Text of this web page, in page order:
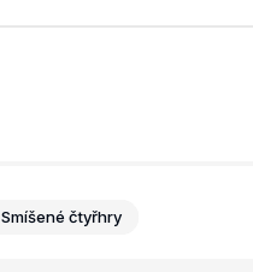
Smíšené čtyřhry